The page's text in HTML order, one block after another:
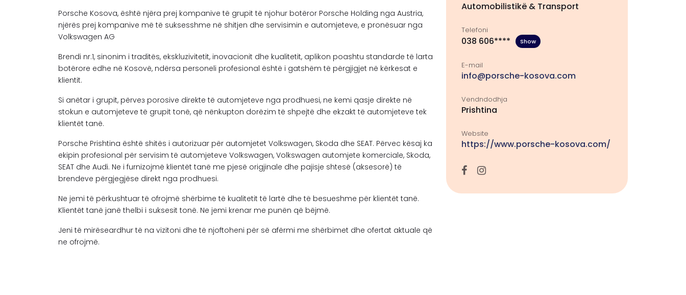
Porsche Kosova, është njëra prej kompanive të grupit të njohur botëror Porsche Holding nga Austria,
njërës prej kompanive më të suksesshme në shitjen dhe servisimin e automjeteve, e pronësuar nga
Volkswagen AG
Brendi nr.1, sinonim i traditës, ekskluzivitetit, inovacionit dhe kualitetit, aplikon poashtu standarde të larta
botërore edhe në Kosovë, ndërsa personeli profesional është i gatshëm të përgjigjet në kërkesat e
klientit.
Si anëtar i grupit, përveз porosive direkte të automjeteve nga prodhuesi, ne kemi qasje direkte në
stokun e automjeteve të grupit tonë, që nënkupton dorëzim të shpejtë dhe ekzakt të automjeteve tek
klientët tanë.
Porsche Prishtina është shitës i autorizuar për automjetet Volkswagen, Skoda dhe SEAT. Përvec kësaj ka
ekipin profesional për servisim të automjeteve Volkswagen, Volkswagen automjete komerciale, Skoda,
SEAT dhe Audi. Ne i furnizojmë klientët tanë me pjesë origjinale dhe pajisje shtesë (aksesorë) të
brendeve përgjegjëse direkt nga prodhuesi.
Ne jemi të përkushtuar të ofrojmë shërbime të kualitetit të lartë dhe të besueshme për klientët tanë.
Klientët tanë janë thelbi i suksesit tonë. Ne jemi krenar me punën që bëjmë.
Jeni të mirëseardhur të na vizitoni dhe të njoftoheni për së afërmi me shërbimet dhe ofertat aktuale që
ne ofrojmë.
Automobilistikë & Transport
Telefoni
038 606**** Show
E-mail
info@porsche-kosova.com
Vendndodhja
Prishtina
Website
https://www.porsche-kosova.com/